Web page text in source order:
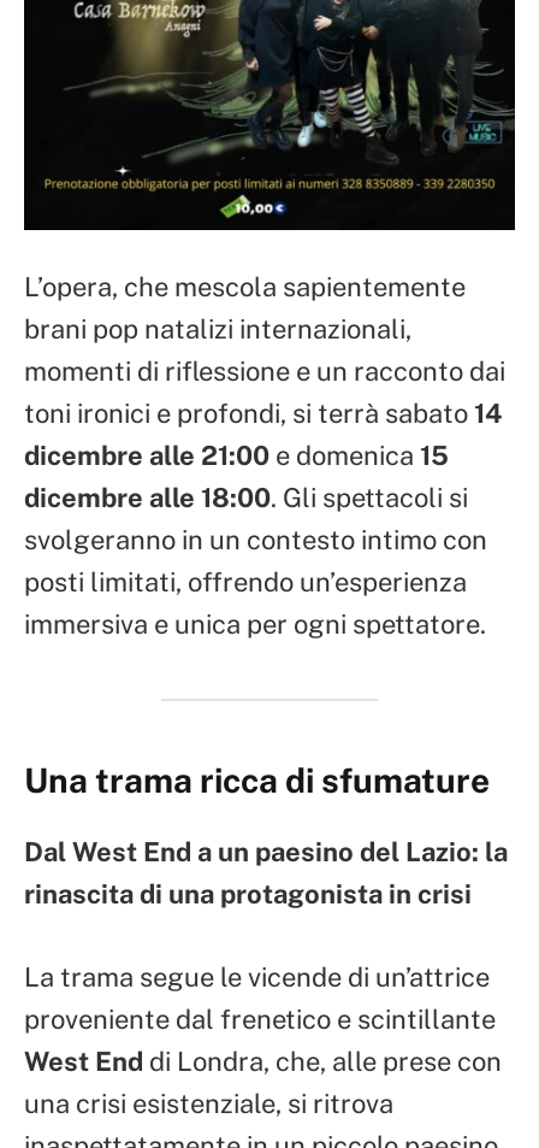
L’opera, che mescola sapientemente
brani pop natalizi internazionali,
momenti di riflessione e un racconto dai
toni ironici e profondi, si terrà sabato 14
dicembre alle 21:00 e domenica 15
dicembre alle 18:00. Gli spettacoli si
svolgeranno in un contesto intimo con
posti limitati, offrendo un’esperienza
immersiva e unica per ogni spettatore.
Una trama ricca di sfumature
Dal West End a un paesino del Lazio: la
rinascita di una protagonista in crisi
La trama segue le vicende di un’attrice
proveniente dal frenetico e scintillante
West End di Londra, che, alle prese con
una crisi esistenziale, si ritrova